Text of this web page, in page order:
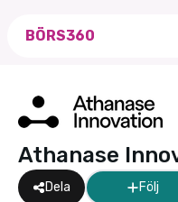
BÖRS360
Athanase
Dela Följ